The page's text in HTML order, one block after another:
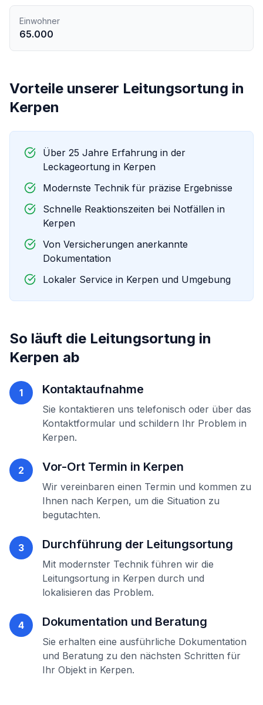
Einwohner
65.000
Vorteile unserer Leitungsortung in
Kerpen
Über 25 Jahre Erfahrung in der
Leckageortung in Kerpen
Modernste Technik für präzise Ergebnisse
Schnelle Reaktionszeiten bei Notfällen in
Kerpen
Von Versicherungen anerkannte
Dokumentation
Lokaler Service in Kerpen und Umgebung
So läuft die Leitungsortung in
Kerpen ab
1 Kontaktaufnahme
Sie kontaktieren uns telefonisch oder über das
Kontaktformular und schildern Ihr Problem in
Kerpen.
2 Vor-Ort Termin in Kerpen
Wir vereinbaren einen Termin und kommen zu
Ihnen nach Kerpen, um die Situation zu
begutachten.
3 Durchführung der Leitungsortung
Mit modernster Technik führen wir die
Leitungsortung in Kerpen durch und
lokalisieren das Problem.
4 Dokumentation und Beratung
Sie erhalten eine ausführliche Dokumentation
und Beratung zu den nächsten Schritten für
Ihr Objekt in Kerpen.